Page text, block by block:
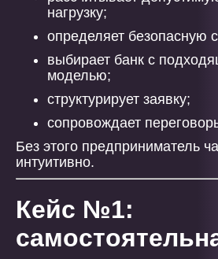
нагрузку;
определяет безопасную
выбирает банк с
моделью;
структурирует заявку;
сопровождает
Без этого предприниматель
интуитивно.
Кейс №1: